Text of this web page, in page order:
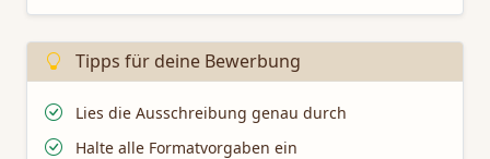
Tipps für deine Bewerbung
Lies die Ausschreibung genau durch
Halte alle Formatvorgaben ein